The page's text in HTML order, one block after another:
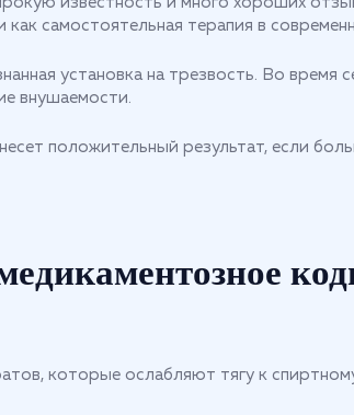
самостоятельная терапия в
установка на трезвость. Во
внушаемости.
положительный результат, если
которые ослабляют тягу к